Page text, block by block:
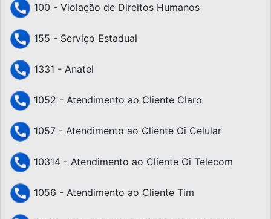
100 - Violação de Direitos Humanos
155 - Serviço Estadual
1331 - Anatel
1052 - Atendimento ao Cliente Claro
1057 - Atendimento ao Cliente Oi Celular
10314 - Atendimento ao Cliente Oi Telecom
1056 - Atendimento ao Cliente Tim